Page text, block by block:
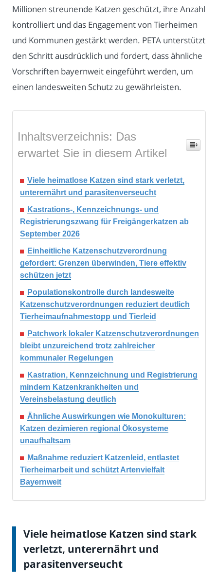
Millionen streunende Katzen geschützt, ihre Anzahl
kontrolliert und das Engagement von Tierheimen
und Kommunen gestärkt werden. PETA unterstützt
den Schritt ausdrücklich und fordert, dass ähnliche
Vorschriften bayernweit eingeführt werden, um
einen landesweiten Schutz zu gewährleisten.
Inhaltsverzeichnis: Das
erwartet Sie in diesem Artikel
Viele heimatlose Katzen sind stark verletzt,
unterernährt und parasitenverseucht
Kastrations-, Kennzeichnungs- und
Registrierungszwang für Freigängerkatzen ab
September 2026
Einheitliche Katzenschutzverordnung
gefordert: Grenzen überwinden, Tiere effektiv
schützen jetzt
Populationskontrolle durch landesweite
Katzenschutzverordnungen reduziert deutlich
Tierheimaufnahmestopp und Tierleid
Patchwork lokaler Katzenschutzverordnungen
bleibt unzureichend trotz zahlreicher
kommunaler Regelungen
Kastration, Kennzeichnung und Registrierung
mindern Katzenkrankheiten und
Vereinsbelastung deutlich
Ähnliche Auswirkungen wie Monokulturen:
Katzen dezimieren regional Ökosysteme
unaufhaltsam
Maßnahme reduziert Katzenleid, entlastet
Tierheimarbeit und schützt Artenvielfalt
Bayernweit
Viele heimatlose Katzen sind stark
verletzt, unterernährt und
parasitenverseucht